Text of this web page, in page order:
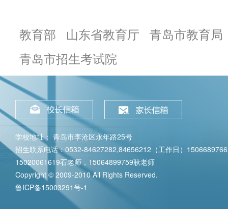
教育部 山东省教育厅 青岛市教育局
青岛市招生考试院
学校地址： 青岛市李沧区永年路25号
招生联系电话：0532-84627282,84656212（工作日）
15020061619石老师，15064899759耿老师
Copyright © 2009-2010 All Rights Reserved.
鲁ICP备15003291号-1